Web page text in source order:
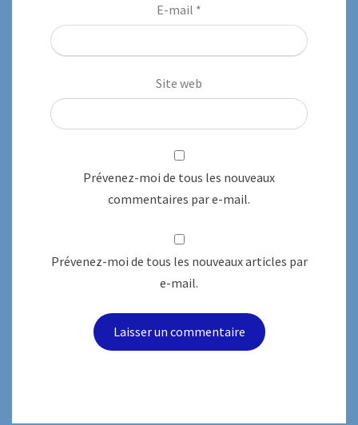
E-mail *
Site web
Prévenez-moi de tous les nouveaux
commentaires par e-mail.
Prévenez-moi de tous les nouveaux articles par
e-mail.